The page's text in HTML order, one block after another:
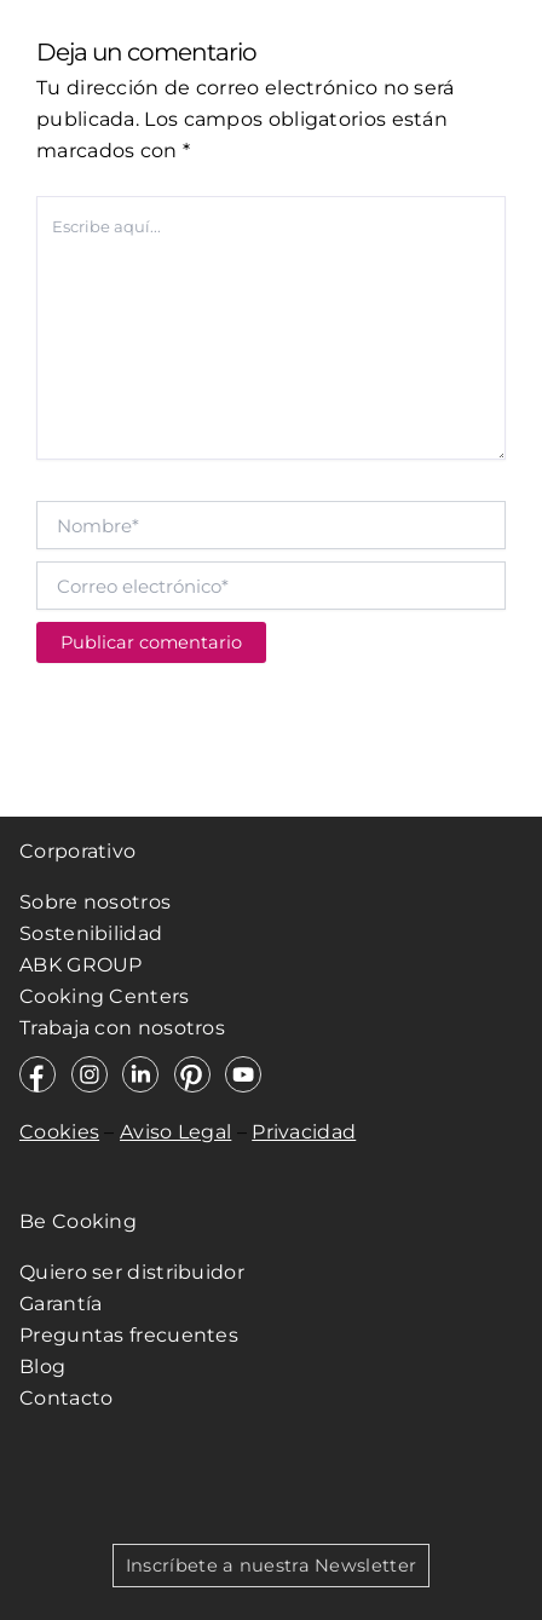
Deja un comentario
Tu dirección de correo electrónico no será
publicada. Los campos obligatorios están
marcados con *
aquí...
electrónico*
Corporativo
Sobre nosotros
Sostenibilidad
ABK GROUP
Cooking Centers
Trabaja con nosotros
Cookies –Aviso Legal – Privacidad
Be Cooking
Quiero ser distribuidor
Garantía
Preguntas frecuentes
Blog
Contacto
Inscríbete a nuestra Newsletter